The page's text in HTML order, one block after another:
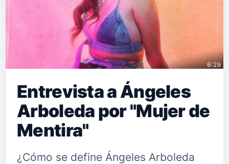
Entrevista a Ángeles
Arboleda por "Mujer de
Mentira"
¿Cómo se define Ángeles Arboleda